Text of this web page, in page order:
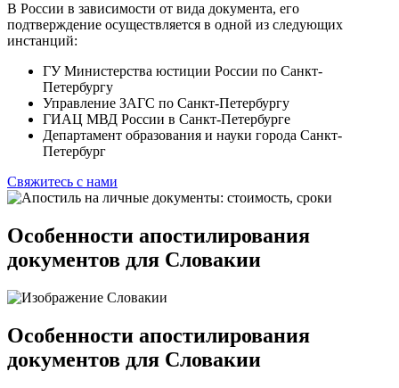
В России в зависимости от вида документа, его
подтверждение осуществляется в одной из следующих
инстанций:
ГУ Министерства юстиции России по Санкт-
Петербургу
Управление ЗАГС по Санкт-Петербургу
ГИАЦ МВД России в Санкт-Петербурге
Департамент образования и науки города Санкт-
Петербург
Свяжитесь с нами
Особенности апостилирования
документов для Словакии
Особенности апостилирования
документов для Словакии